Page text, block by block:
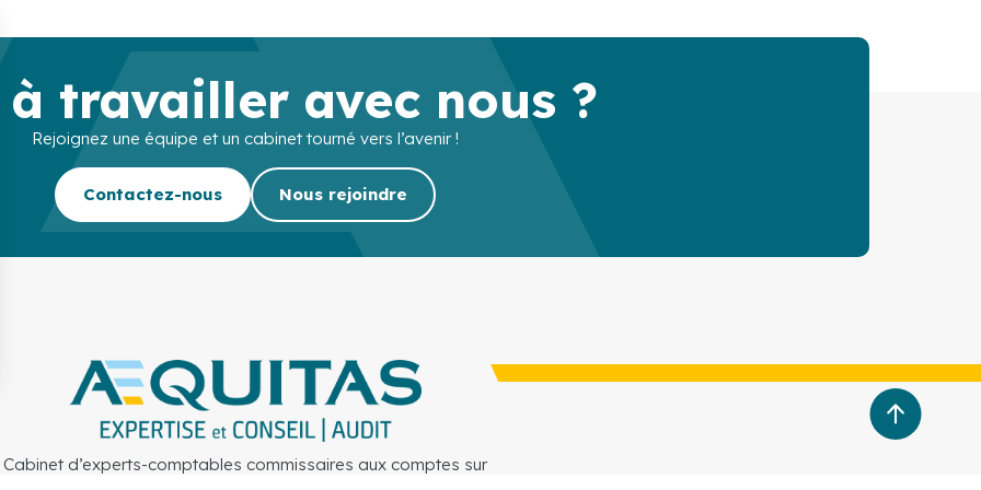
travailler avec nous ?
Rejoignez une équipe et un cabinet tourné vers l’avenir !
Contactez-nous Nous rejoindre
Cabinet d’experts-comptables commissaires aux comptes sur